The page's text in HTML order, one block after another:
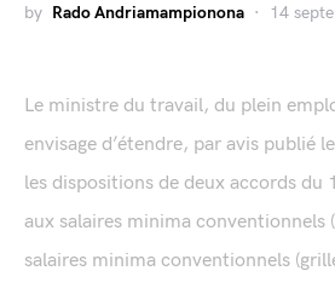
by Rado Andriamampionona 14
Le ministre du travail, du plein
envisage d’étendre, par avis publié
les dispositions de deux accords
aux salaires minima conventionnels
salaires minima conventionnels